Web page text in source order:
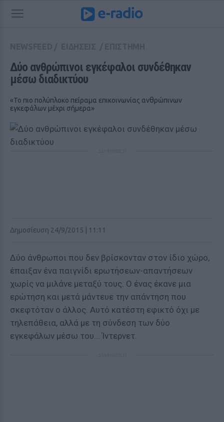
Δύο ανθρώπινοι εγκέφαλοι συνδέθηκαν
μέσω διαδικτύου
«Το πιο πολύπλοκο πείραμα επικοινωνίας ανθρώπινων
εγκεφάλων μέχρι σήμερα»
Δημοσίευση 24/9/2015 | 11:11
Δύο άνθρωποι που δεν βρίσκονταν στον ίδιο χώρο,
έπαιξαν ένα παιγνίδι ερωτήσεων-απαντήσεων
χωρίς να μιλάνε μεταξύ τους. Ο ένας έκανε μια
ερώτηση και μετά μάντευε την απάντηση που
σκεφτόταν ο άλλος. Αυτό κατέστη εφικτό όχι με
τηλεπάθεια, αλλά με τη σύνδεση των δύο
εγκεφάλων μέσω του... Ίντερνετ.